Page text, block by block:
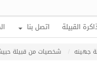
القبيلة اتصل بنا
جهينه شخصيات من قبيلة